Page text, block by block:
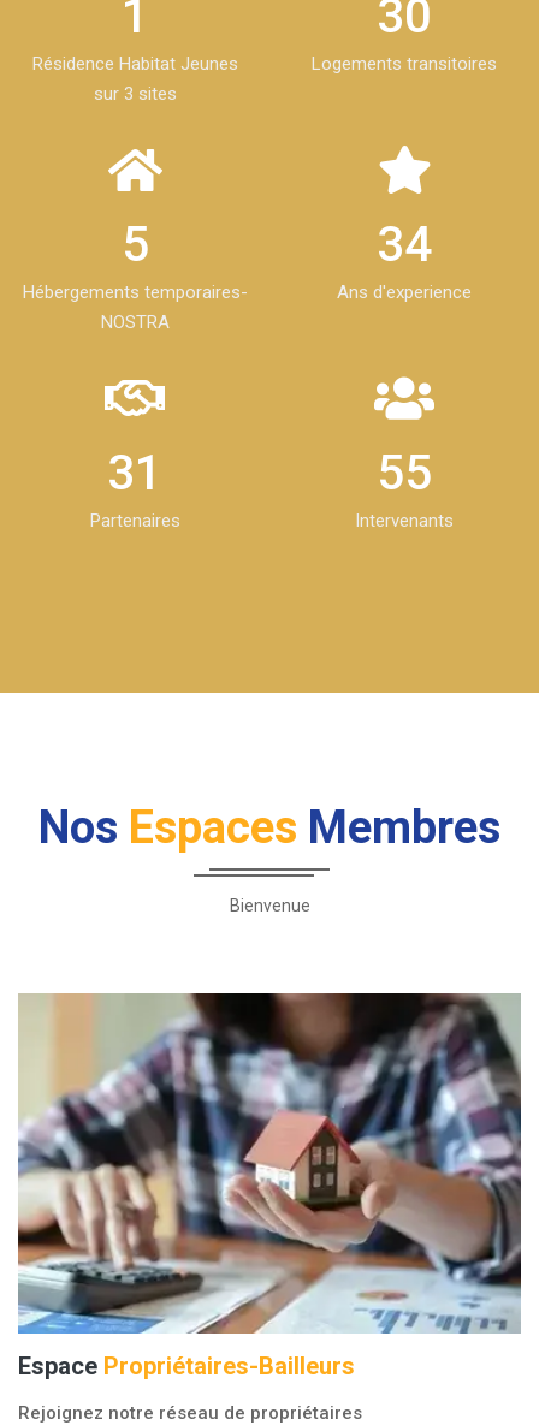
1
Résidence Habitat Jeunes
sur 3 sites
30
Logements transitoires
5
Hébergements temporaires-
NOSTRA
34
Ans d'experience
31
Partenaires
55
Intervenants
Nos Espaces Membres
Bienvenue
Espace Propriétaires-Bailleurs
Rejoignez notre réseau de propriétaires